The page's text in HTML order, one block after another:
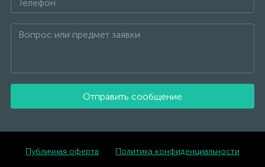
Отправить сообщение
Публичная оферта Политика конфиденциальности